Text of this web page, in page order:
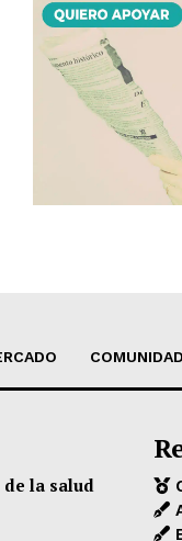
COMUNIDAD
la salud